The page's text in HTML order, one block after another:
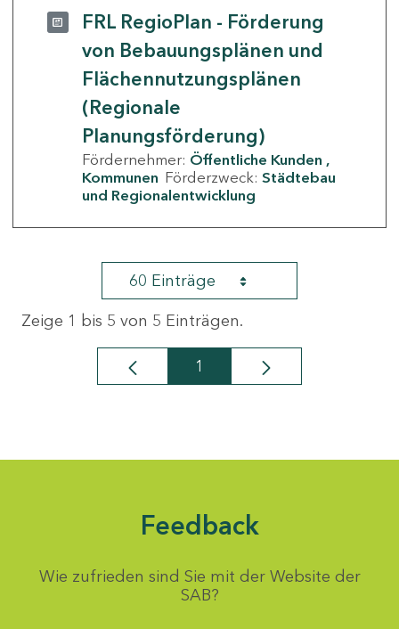
FRL RegioPlan - Förderung
von Bebauungsplänen und
Flächennutzungsplänen
(Regionale
Planungsförderung)
Fördernehmer: Öffentliche Kunden
Kommunen Förderzweck: Städtebau
und Regionalentwicklung
60 Einträge
Zeige 1 bis 5 von 5 Einträgen.
Seite
1
Feedback
Wie zufrieden sind Sie mit der Website der
SAB?